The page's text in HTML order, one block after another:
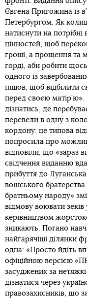
Євгена Пригожина із
Петербургом. Як
натиснути на потрібні
цінностей, щоб
гроші, а прощення та
горді, аби робити
одного із
пішов, щоб відбілити
перед своєю матір’ю».
дізнатись, де
перевели в одну з
кордону: це типова
попросила про
відповіли, що «зараз
свідчення виданню
прибуття до
воїнського
братньому народу»
відмову воювати
керівництвом
зникають. Погано
найгарячіші ділянки
одна: «Просто йдіть
офіційною версією
засуджених за
дізнатися через
правозахисників, що